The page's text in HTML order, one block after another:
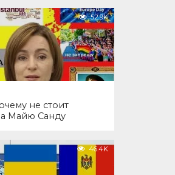
52.9K
не стоит
Майю Санду
46.4K